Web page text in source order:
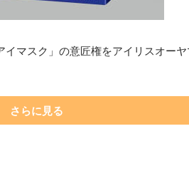
マスク」の意匠権をアイリスオー
さらに見る